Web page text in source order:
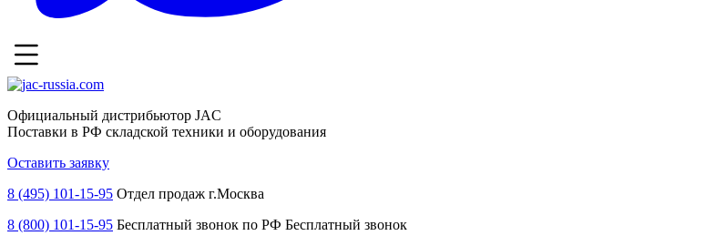
Официальный дистрибьютор JAC
Поставки в РФ складской техники и оборудования
Оставить заявку
8 (495) 101-15-95 Отдел продаж г.Москва
8 (800) 101-15-95 Бесплатный звонок по РФ Бесплатный звонок